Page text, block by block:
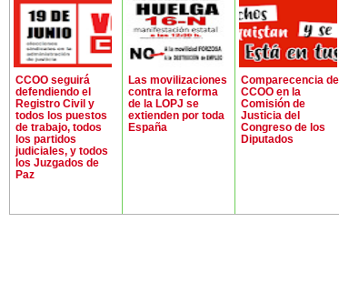
CCOO seguirá
defendiendo el
Registro Civil y
todos los puestos
de trabajo, todos
los partidos
judiciales, y todos
los Juzgados de
Paz
Las movilizaciones
contra la reforma
de la LOPJ se
extienden por toda
España
Comparecencia de
CCOO en la
Comisión de
Justicia del
Congreso de los
Diputados